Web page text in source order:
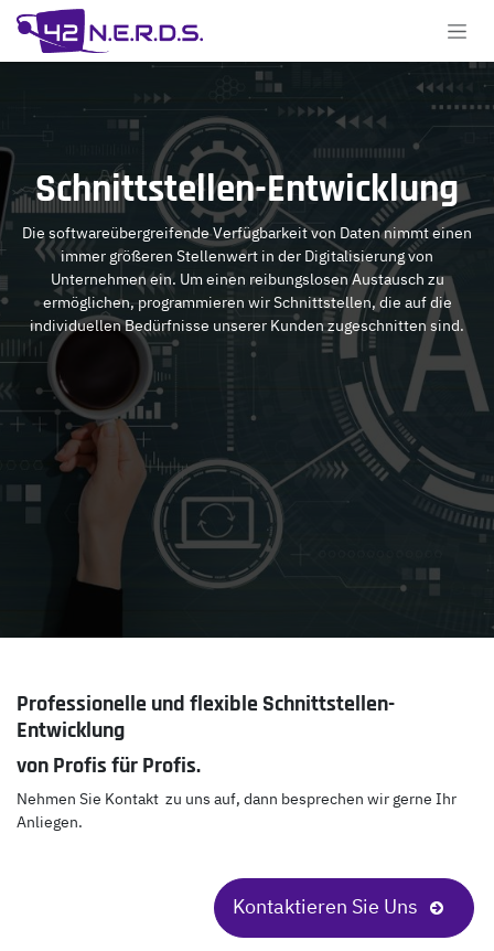
Zum Inhalt springen
Schnittstellen-Entwicklung
Die softwareübergreifende Verfügbarkeit von Daten nimmt einen
immer größeren Stellenwert in der Digitalisierung von
Unternehmen ein. Um einen reibungslosen Austausch zu
ermöglichen, programmieren wir Schnittstellen, die auf die
individuellen Bedürfnisse unserer Kunden zugeschnitten sind.
Professionelle und flexible Schnittstellen-
Entwicklung
von Profis für Profis.
Nehmen Sie Kontakt zu uns auf, dann besprechen wir gerne Ihr
Anliegen.
Kontaktieren Sie Uns